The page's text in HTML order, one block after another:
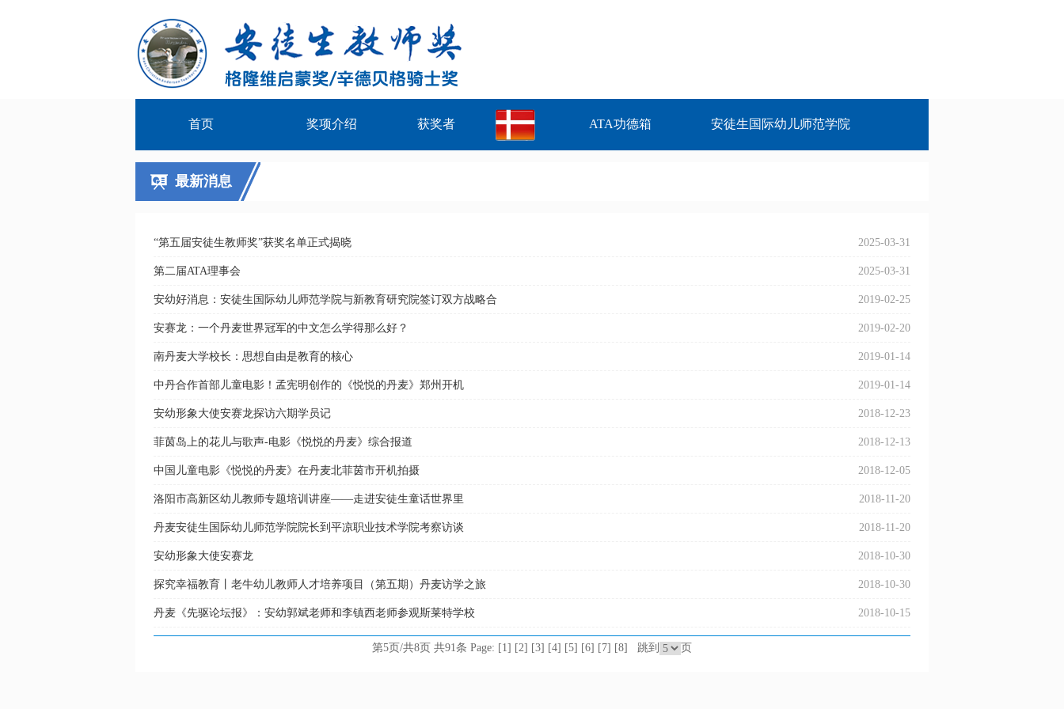
首页 奖项介绍 获奖者 ATA功德箱 安徒生国际幼儿师范学院
最新消息
2025-03-31
“第五届安徒生教师奖”获奖名单正式揭晓
2025-03-31
第二届ATA理事会
2019-02-25
安幼好消息：安徒生国际幼儿师范学院与新教育研究院签订双方战略合
2019-02-20
安赛龙：一个丹麦世界冠军的中文怎么学得那么好？
2019-01-14
南丹麦大学校长：思想自由是教育的核心
2019-01-14
中丹合作首部儿童电影！孟宪明创作的《悦悦的丹麦》郑州开机
2018-12-23
安幼形象大使安赛龙探访六期学员记
2018-12-13
菲茵岛上的花儿与歌声-电影《悦悦的丹麦》综合报道
2018-12-05
中国儿童电影《悦悦的丹麦》在丹麦北菲茵市开机拍摄
2018-11-20
洛阳市高新区幼儿教师专题培训讲座——走进安徒生童话世界里
2018-11-20
丹麦安徒生国际幼儿师范学院院长到平凉职业技术学院考察访谈
2018-10-30
安幼形象大使安赛龙
2018-10-30
探究幸福教育丨老牛幼儿教师人才培养项目（第五期）丹麦访学之旅
2018-10-15
丹麦《先驱论坛报》：安幼郭斌老师和李镇西老师参观斯莱特学校
第5页/共8页 共91条 Page: [1] [2] [3] [4] [5] [6] [7] [8] 跳到 页